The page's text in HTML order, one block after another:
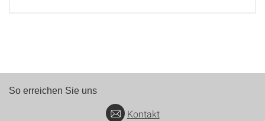
So erreichen Sie uns
Kontakt